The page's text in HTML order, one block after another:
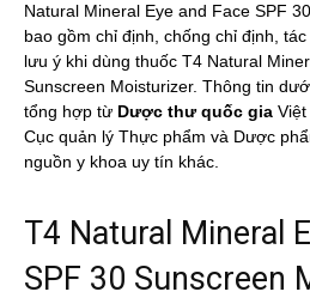
Natural Mineral Eye and Face SPF
bao gồm chỉ định, chống chỉ định,
lưu ý khi dùng thuốc T4 Natural
Sunscreen Moisturizer. Thông tin
tổng hợp từ Dược thư quốc gia Việt
Cục quản lý Thực phẩm và Dược
nguồn y khoa uy tín khác.
T4 Natural Mineral
SPF 30 Sunscreen